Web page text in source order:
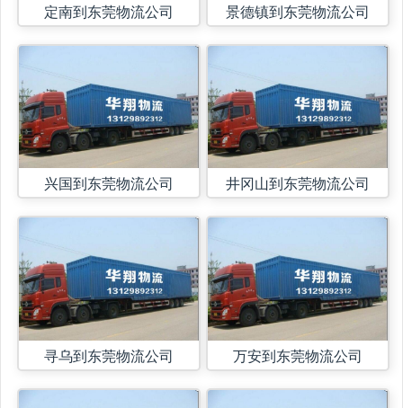
定南到东莞物流公司
兴国到东莞物流公司
寻乌到东莞物流公司
景德镇到东莞物流公司
井冈山到东莞物流公司
万安到东莞物流公司